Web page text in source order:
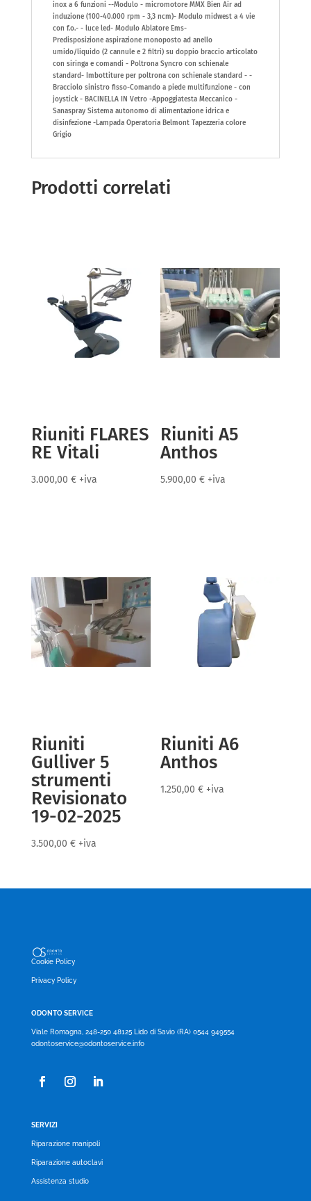
inox a 6 funzioni --Modulo - micromotore MMX Bien Air ad
induzione (100-40.000 rpm - 3,3 ncm)- Modulo midwest a 4 vie
con f.o.- - luce led- Modulo Ablatore Ems-
Predisposizione aspirazione monoposto ad anello
umido/liquido (2 cannule e 2 filtri) su doppio braccio articolato
con siringa e comandi - Poltrona Syncro con schienale
standard- Imbottiture per poltrona con schienale standard - -
Bracciolo sinistro fisso-Comando a piede multifunzione - con
joystick - BACINELLA IN Vetro -Appoggiatesta Meccanico -
Sanaspray Sistema autonomo di alimentazione idrica e
disinfezione -Lampada Operatoria Belmont Tapezzeria colore
Grigio
Prodotti correlati
Riuniti FLARES
RE Vitali
3.000,00 € +iva
Riuniti A5
Anthos
5.900,00€ +iva
Riuniti
Gulliver 5
strumenti
Revisionato
19-02-2025
3.500,00 € +iva
Riuniti A6
Anthos
1.250,00€ +iva
Cookie Policy
Privacy Policy
ODONTO SERVICE
Viale Romagna, 248-250 48125 Lido di Savio (RA) 0544 949554
odontoservice@odontoservice.info
SERVIZI
Riparazione manipoli
Riparazione autoclavi
Assistenza studio